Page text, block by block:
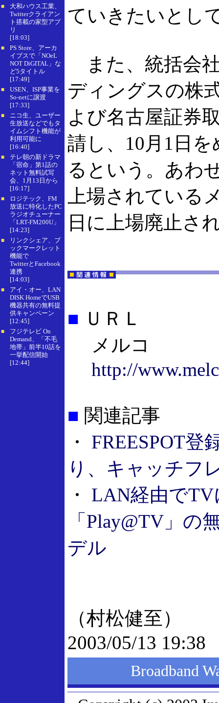
■
大和ハウス工業、
Twitterクライアン
ト搭載の家型アプ
リ
[18:03]
■
PS Store、アーカ
イブスで「NOeL
NOT DiGITAL」な
ど5タイトル
[17:49]
■
USEN、ISP事業を
So-netに譲渡
[17:33]
■
ニコ生、ユーザー
生放送などでもタ
イムシフト機能が
利用可能に
[16:40]
■
テレ朝の新ドラマ
「宿命」第1話の
ネット無料試写
会、1月13日から
[16:17]
■
ロジテック、FM
放送に特化したPC
ラジオチューナー
「LRT-FM200U」
[14:23]
■
リンクシェア、ブ
ックマークレット
機能で
TwitterとFacebook
連携
[14:03]
■
アイ・オー、LAN
DISK HomeでUSB
機器共有の無料提
供キャンペーン
[12:45]
■
フジテレビ On
Demand、「不毛
地帯」前半10話を
一挙配信開始
[12:44]
ていきたいとし
また、統括会
ディングスの株
よび名古屋証券
請し、10月1日
るという。あわ
上場されている
日に上場廃止さ
■ ＵＲＬ
メルコ
http://
■ 関連記事
・ FREESPOT登
り、キャッチフ
・ LAN経由で
「Play@TV」の
デル
（村松健至）
2003/05/13 19:38
Broadband